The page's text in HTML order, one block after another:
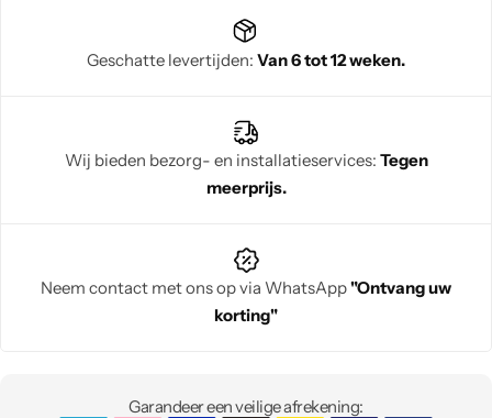
Geschatte levertijden: Van 6 tot 12 weken.
Wij bieden bezorg- en installatieservices: Tegen
meerprijs.
Neem contact met ons op via WhatsApp"Ontvang uw
korting"
Garandeer een veilige afrekening: